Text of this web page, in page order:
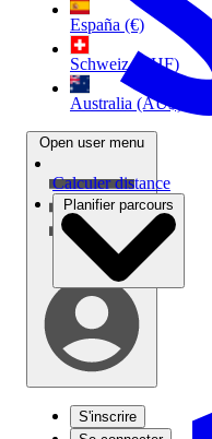
España (€)
Schweiz (CHF)
Australia (AU$)
Open user menu
S'inscrire
Calculer distance
Planifier parcours